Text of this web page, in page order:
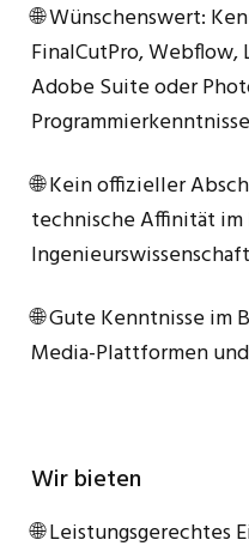
🌐 Wünschenswert:
FinalCutPro, Webflow,
Adobe Suite oder
Programmierkenntnisse
🌐 Kein offizieller
technische Affinität
🌐 Gute Kenntnisse im
Media-Plattformen
Wir bieten
🌐 Leistungsgerechtes